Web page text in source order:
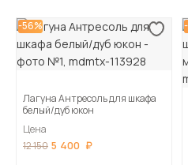
-56%
Лагуна Антресоль для шкафа
белый/дуб юкон
Цена
12 150 5 400